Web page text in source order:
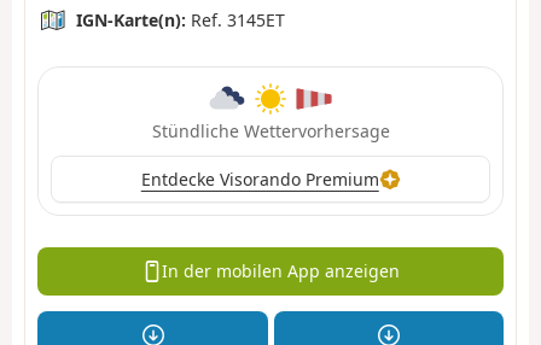
IGN-Karte(n): Ref. 3145ET
Stündliche Wettervorhersage
Entdecke Visorando Premium
In der mobilen App anzeigen